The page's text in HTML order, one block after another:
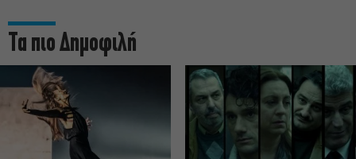
Τα πιο Δημοφιλή